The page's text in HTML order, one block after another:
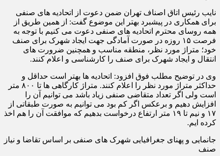
نایب رئیس اتاق اصناف تهران ضمن دعوت از اتحادیه های صنفی
برای همکاری در پیشبرد بهتر این موضوع گفت: از همین طریق از
همه روسای محترم اتحادیه های صنفی دعوت می کنیم با توجه به
فرصت ۱۵ روزه در صورت آمادگی جهت ایجاد شهرک برای صنف
خود؛ متراژ مورد نظر، منطقه مناسب و همچنین ضرورت های
انتقال و ایجاد شهرک برای صنف را کارشناسی و اعلام کنند.
وی در توضیح مطلب فوق افزود: اتحادیه ها بهتر است حداقل و
حداکثر متراژ مورد نظر را اعلام کنند. متراژ کارگاهی ها تا ۸۰۰ متر
است ولی اگر تعداد متقاضی صنفی زیاد باشد می توانیم آن را
افزایش دهیم و برعکس اگر کم بود می توانیم به صورت طبقاتی از
۱۷ و نیم تا ۱۹ متر ارتفاع درخواست بدهیم که موافقت آن را هم اخذ
کرده ایم.
جانمایی و پهنای جغرافیایی شهرک های صنفی بر اساس تقاضا و نیاز
صنف